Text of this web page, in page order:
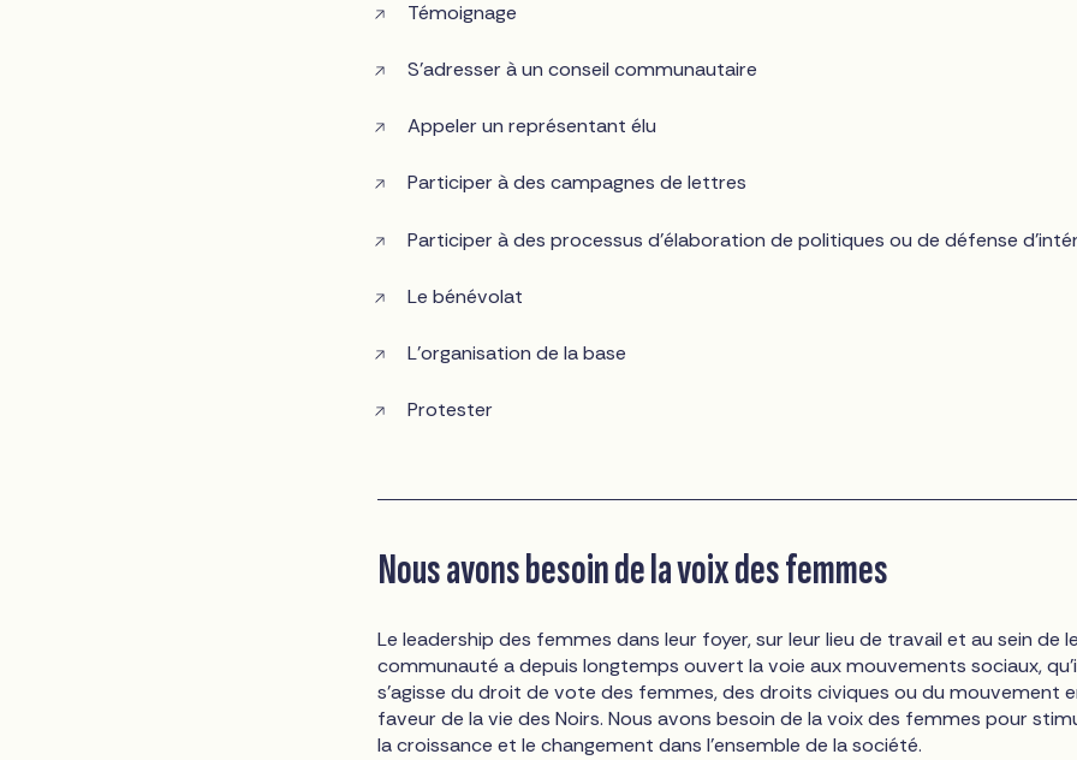
Témoignage
S'adresser à un conseil communautaire
Appeler un représentant élu
Participer à des campagnes de lettres
Participer à des processus d'élaboration de politiques ou de défense
Le bénévolat
L'organisation de la base
Protester
Nous avons besoin de la voix des femmes
Le leadership des femmes dans leur foyer, sur leur lieu de travail et au sein de
communauté a depuis longtemps ouvert la voie aux mouvements sociaux,
s'agisse du droit de vote des femmes, des droits civiques ou du mouvement
faveur de la vie des Noirs. Nous avons besoin de la voix des femmes pour
la croissance et le changement dans l'ensemble de la société.